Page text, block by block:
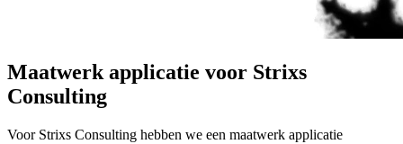
Maatwerk applicatie voor Strixs
Consulting
Voor Strixs Consulting hebben we een maatwerk applicatie